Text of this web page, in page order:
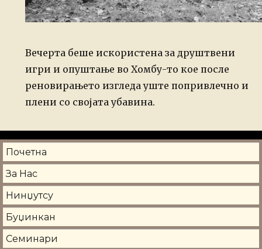
Вечерта беше искористена за друштвени
игри и опуштање во Хомбу-то кое после
реновирањето изгледа уште попривлечно и
плени со својата убавина.
Почетна
За Нас
Нинџутсу
Буџинкан
Семинари